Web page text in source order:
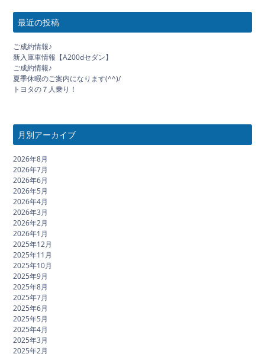
最近の投稿
ご成約情報♪
新入庫車情報【A200dセダン】
ご成約情報♪
夏季休暇のご案内になります(^^)/
トヨタの７人乗り！
月別アーカイブ
2026年8月
2026年7月
2026年6月
2026年5月
2026年4月
2026年3月
2026年2月
2026年1月
2025年12月
2025年11月
2025年10月
2025年9月
2025年8月
2025年7月
2025年6月
2025年5月
2025年4月
2025年3月
2025年2月